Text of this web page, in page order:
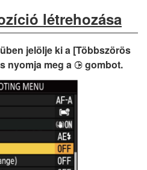
létrehozása
jelölje ki a [Többszörös
nyomja meg a 2 gombot.